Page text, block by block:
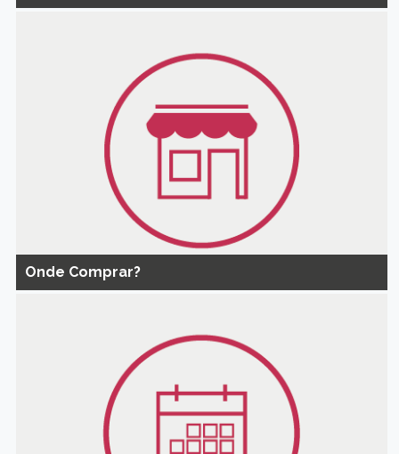
Onde Comprar?